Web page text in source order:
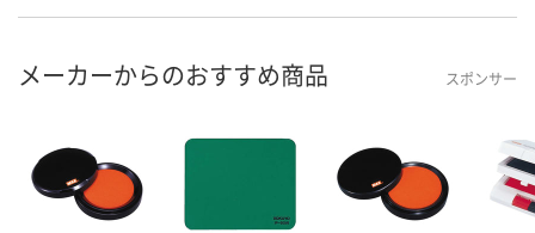
メーカーからのおすすめ商品 スポンサー